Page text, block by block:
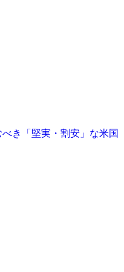
き「堅実・割安」な米国